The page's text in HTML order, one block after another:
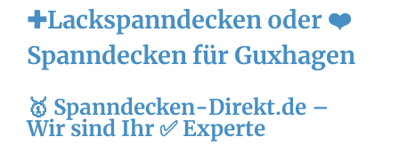
✚Lackspanndecken oder ❤️
Spanndecken für Guxhagen
🥇 Spanndecken-Direkt.de –
Wir sind Ihr ✅ Experte